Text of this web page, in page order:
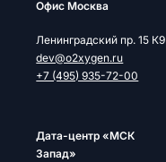
Офис Москва
Ленинградский пр. 15 К9
dev@o2xygen.ru
+7 (495) 935-72-00
Дата-центр «МСК
Запад»